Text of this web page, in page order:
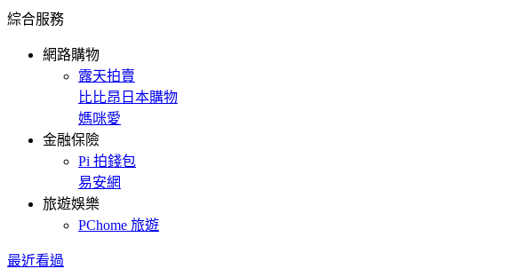
綜合服務
網路購物
露天拍賣
比比昂日本購物
媽咪愛
金融保險
Pi 拍錢包
易安網
旅遊娛樂
PChome 旅遊
最近看過